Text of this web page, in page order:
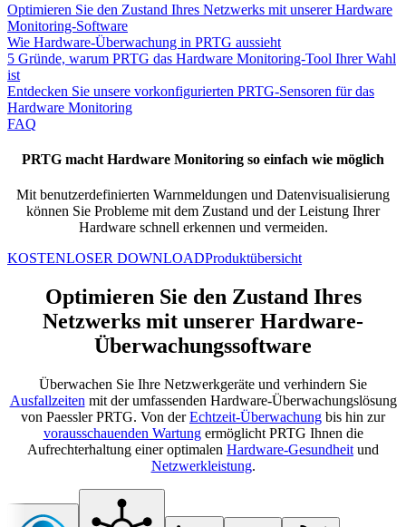
Optimieren Sie den Zustand Ihres Netzwerks mit unserer Hardware
Monitoring-Software
Wie Hardware-Überwachung in PRTG aussieht
5 Gründe, warum PRTG das Hardware Monitoring-Tool Ihrer Wahl
ist
Entdecken Sie unsere vorkonfigurierten PRTG-Sensoren für das
Hardware Monitoring
FAQ
PRTG macht Hardware Monitoring so einfach wie möglich
Mit benutzerdefinierten Warnmeldungen und Datenvisualisierung
können Sie Probleme mit dem Zustand und der Leistung Ihrer
Hardware schnell erkennen und vermeiden.
KOSTENLOSER DOWNLOADProduktübersicht
Optimieren Sie den Zustand Ihres
Netzwerks mit unserer Hardware-
Überwachungssoftware
Überwachen Sie Ihre Netzwerkgeräte und verhindern Sie
Ausfallzeiten mit der umfassenden Hardware-Überwachungslösung
von Paessler PRTG. Von derEchtzeit-Überwachung bis hin zur
vorausschauenden Wartungermöglicht PRTG Ihnen die
Aufrechterhaltung einer optimalen Hardware-Gesundheit und
Netzwerkleistung.